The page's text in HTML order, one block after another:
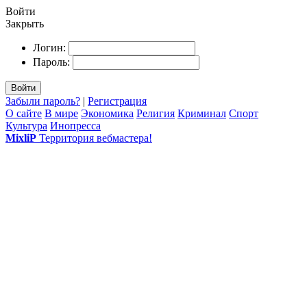
Войти
Закрыть
Логин:
Пароль:
Войти
Забыли пароль? | Регистрация
О сайте В мире Экономика Религия Криминал Спорт
Культура Инопресса
MixliP Территория вебмастера!